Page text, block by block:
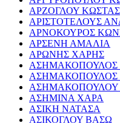
ΑΡΖΟΓΛΟΥ ΚΩΣΤΑΣ
ΑΡΙΣΤΟΤΕΛΟΥΣ
ΑΡΝΟΚΟΥΡΟΣ
ΑΡΣΕΝΗ ΑΜΑΛΙΑ
ΑΡΩΝΗΣ ΧΑΡΗΣ
ΑΣΗΜΑΚΟΠΟΥΛΟΣ
ΑΣΗΜΑΚΟΠΟΥΛΟΣ
ΑΣΗΜΑΚΟΠΟΥΛΟΥ
ΑΣΗΜΙΝΑ ΧΑΡΑ
ΑΣΙΚΗ ΝΑΤΑΣΑ
ΑΣΙΚΟΓΛΟΥ ΒΑΣΩ